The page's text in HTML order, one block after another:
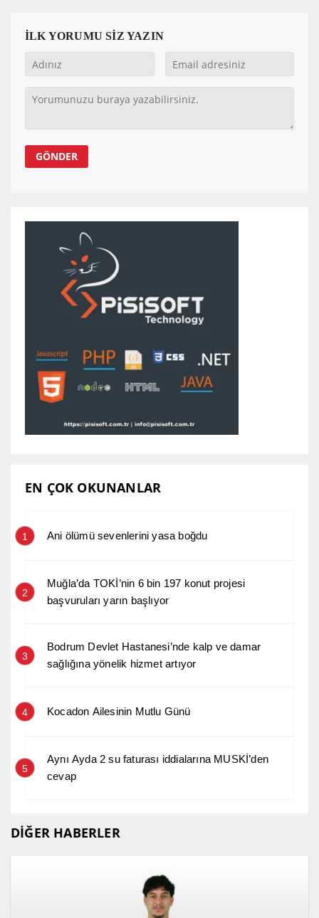
İLK YORUMU SİZ YAZIN
EN ÇOK OKUNANLAR
1 Ani ölümü sevenlerini yasa boğdu
2
Muğla’da TOKİ’nin 6 bin 197 konut projesi
başvuruları yarın başlıyor
3
Bodrum Devlet Hastanesi’nde kalp ve damar
sağlığına yönelik hizmet artıyor
4 Kocadon Ailesinin Mutlu Günü
5
Aynı Ayda 2 su faturası iddialarına MUSKİ’den
cevap
DİĞER HABERLER